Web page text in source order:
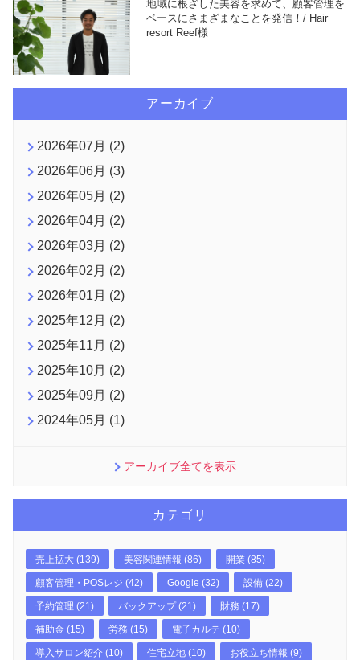
地域に根ざした美容を求めて、顧客管理を
ベースにさまざまなことを発信！/ Hair
resort Reef様
アーカイブ
2026年07月 (2)
2026年06月 (3)
2026年05月 (2)
2026年04月 (2)
2026年03月 (2)
2026年02月 (2)
2026年01月 (2)
2025年12月 (2)
2025年11月 (2)
2025年10月 (2)
2025年09月 (2)
2024年05月 (1)
アーカイブ全てを表示
カテゴリ
売上拡大 (139) 美容関連情報 (86) 開業 (85)
顧客管理・POSレジ (42) Google (32) 設備 (22)
予約管理 (21) バックアップ (21) 財務 (17)
補助金 (15) 労務 (15) 電子カルテ (10)
導入サロン紹介 (10) 住宅立地 (10) お役立ち情報 (9)